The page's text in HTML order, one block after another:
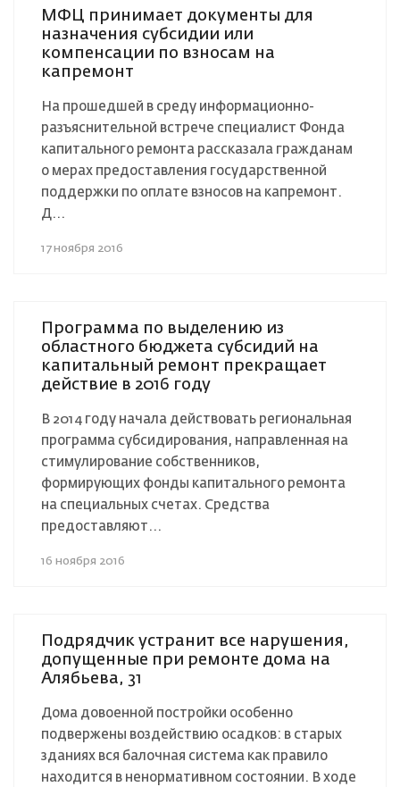
МФЦ принимает документы для
назначения субсидии или
компенсации по взносам на
капремонт
На прошедшей в среду информационно-
разъяснительной встрече специалист Фонда
капитального ремонта рассказала гражданам
о мерах предоставления государственной
поддержки по оплате взносов на капремонт.
Д...
17 ноября 2016
Программа по выделению из
областного бюджета субсидий на
капитальный ремонт прекращает
действие в 2016 году
В 2014 году начала действовать региональная
программа субсидирования, направленная на
стимулирование собственников,
формирующих фонды капитального ремонта
на специальных счетах. Средства
предоставляют...
16 ноября 2016
Подрядчик устранит все нарушения,
допущенные при ремонте дома на
Алябьева, 31
Дома довоенной постройки особенно
подвержены воздействию осадков: в старых
зданиях вся балочная система как правило
находится в ненормативном состоянии. В ходе